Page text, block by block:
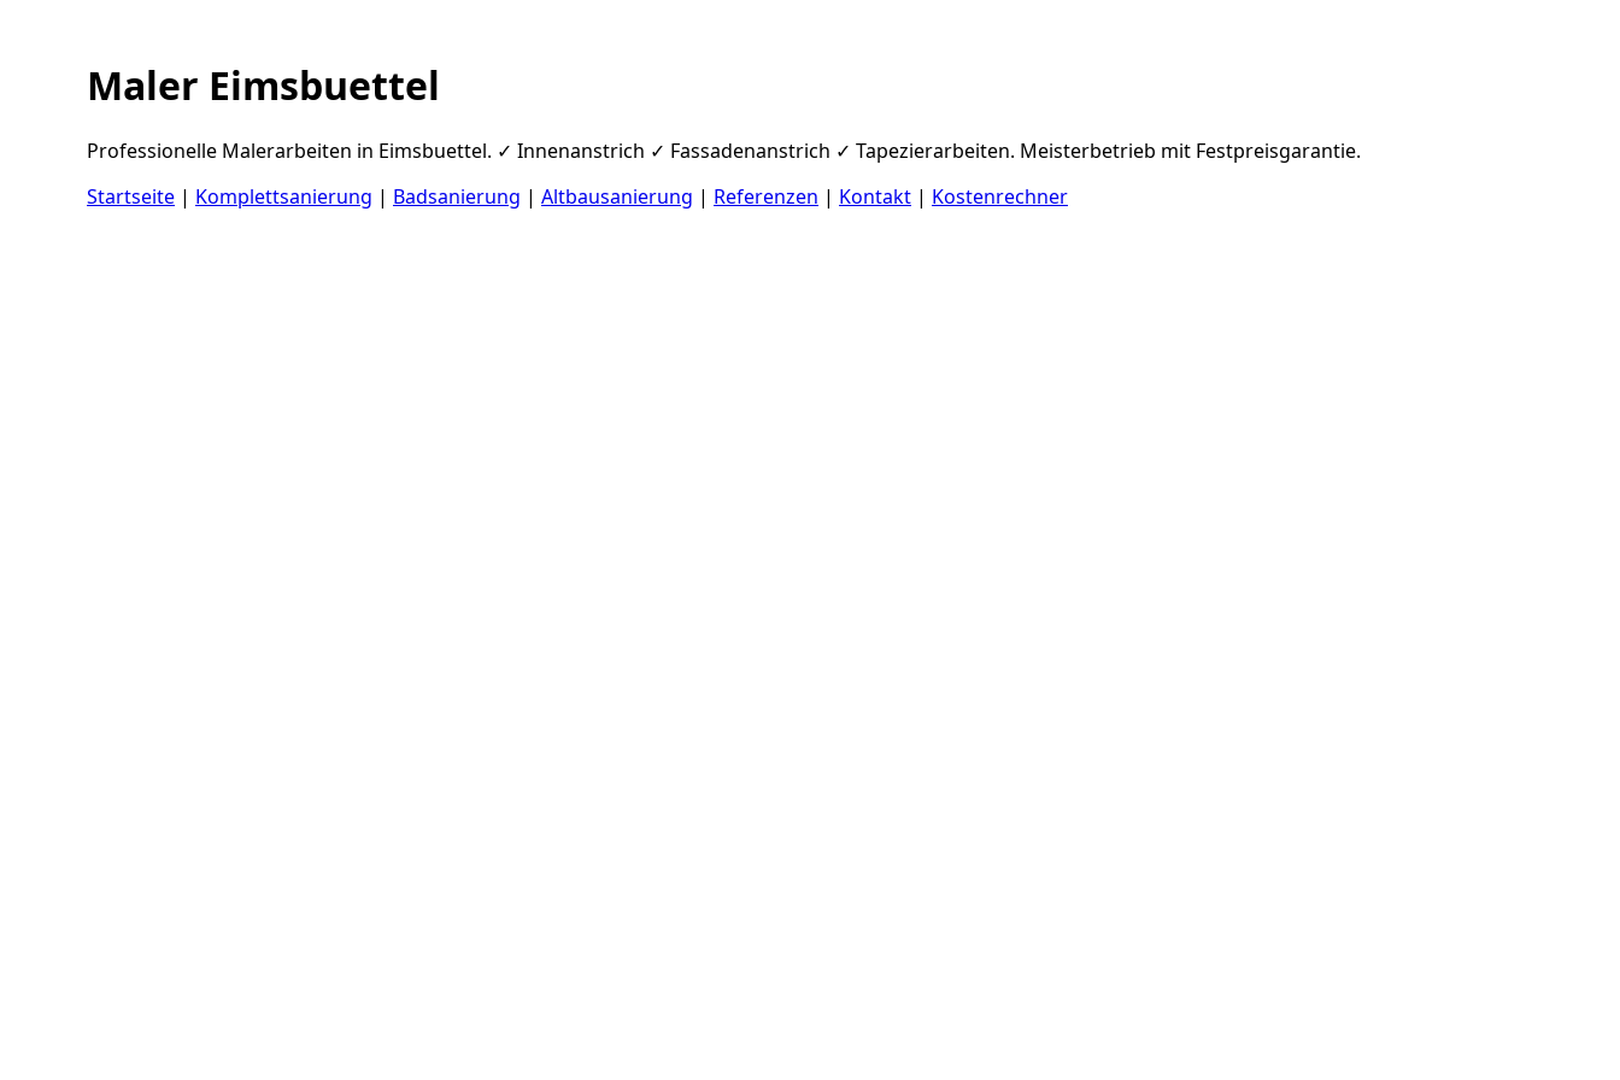
Maler Eimsbuettel
Professionelle Malerarbeiten in Eimsbuettel. ✓ Innenanstrich ✓ Fassadenanstrich ✓ Tapezierarbeiten. Meisterbetrieb mit Festpreisgarantie.
Startseite | Komplettsanierung | Badsanierung | Altbausanierung | Referenzen | Kontakt | Kostenrechner